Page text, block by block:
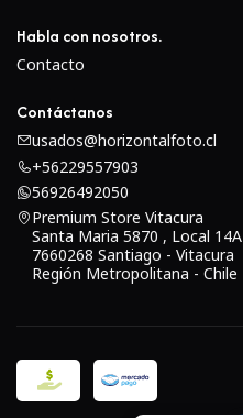
Habla con nosotros.
Contacto
Contáctanos
usados@horizontalfoto.cl
+56229557903
56926492050
Premium Store Vitacura
Santa Maria 5870 , Local 14A
7660268 Santiago - Vitacura
Región Metropolitana - Chile